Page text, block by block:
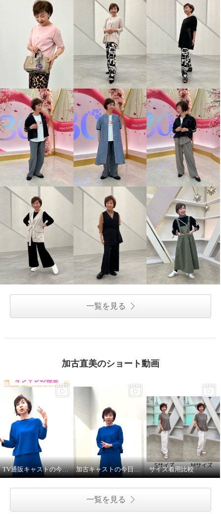
一覧を見る
加古直美のショート動画
TV通販キャストの今日の私服② 加古キャストの今日の私服① サイズ着用比較
一覧を見る